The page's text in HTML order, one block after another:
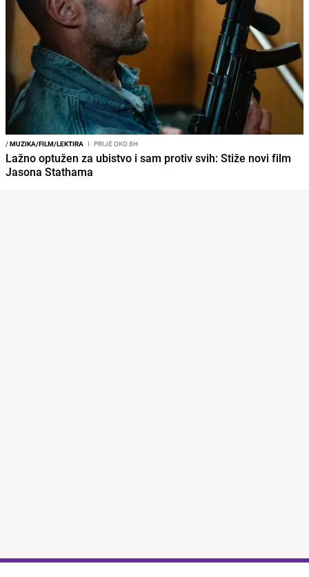
/MUZIKA/FILM/LEKTIRA I PRIJE OKO 8H
Lažno optužen za ubistvo i sam protiv svih: Stiže novi film
Jasona Stathama